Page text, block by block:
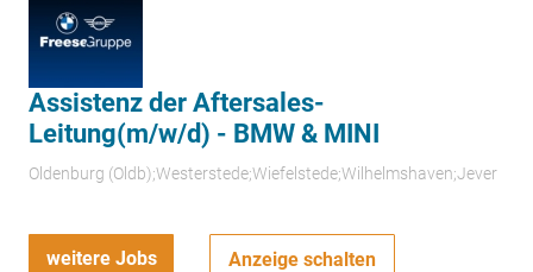
Assistenz der Aftersales-
Leitung(m/w/d) - BMW & MINI
Oldenburg (Oldb);Westerstede;Wiefelstede;Wilhelmshaven;Jever
weitere Jobs Anzeige schalten